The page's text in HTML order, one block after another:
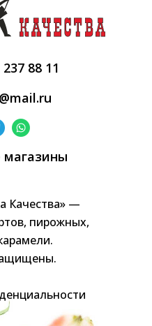
88 11
Качества» —
пирожных,